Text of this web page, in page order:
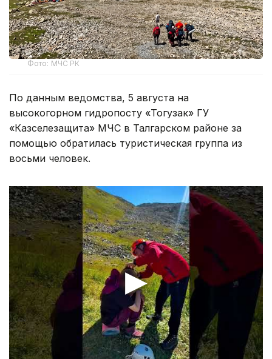
Фото: МЧС РК
По данным ведомства, 5 августа на
высокогорном гидропосту «Тогузак» ГУ
«Казселезащита» МЧС в Талгарском районе за
помощью обратилась туристическая группа из
восьми человек.